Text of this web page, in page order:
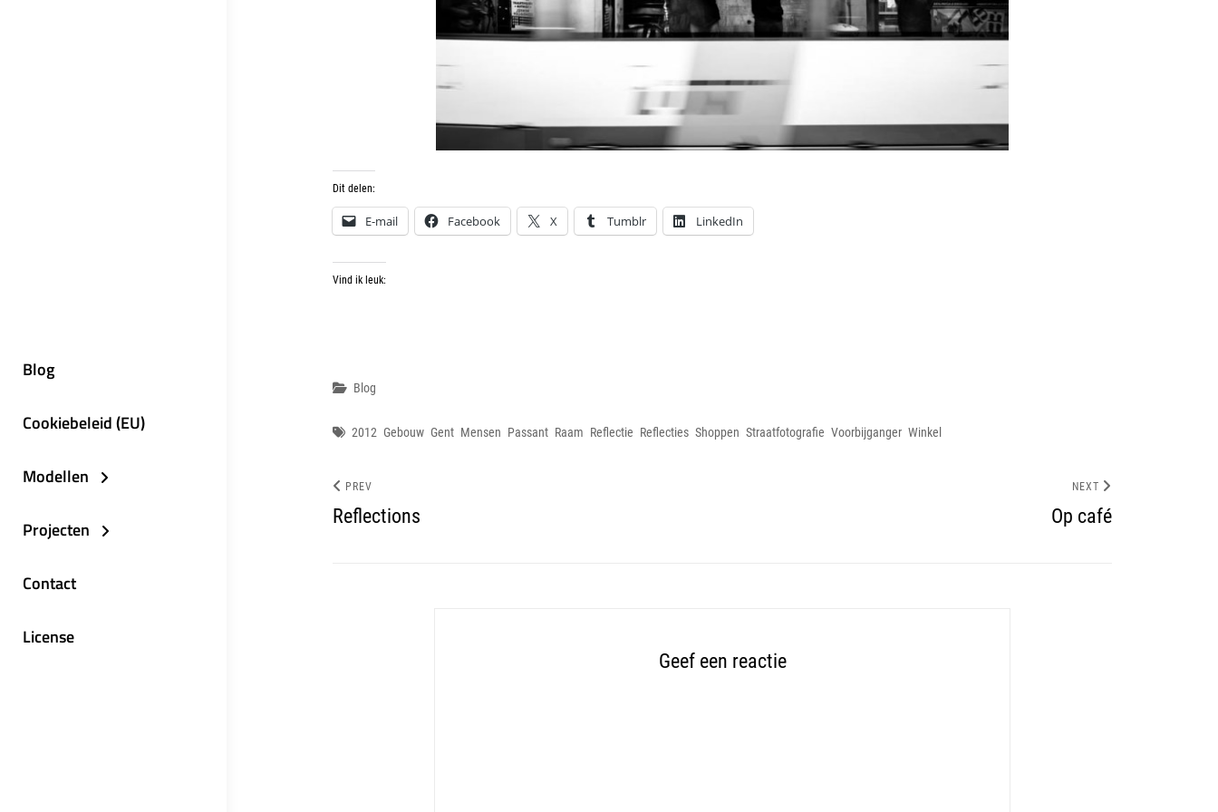
Blog
Cookiebeleid (EU)
Modellen
Projecten
Contact
License
Dit delen:
E-mail Facebook X Tumblr LinkedIn
Vind ik leuk:
Categories
Blog
Tags
2012 Gebouw Gent Mensen Passant Raam Reflectie Reflecties Shoppen Straatfotografie Voorbijganger Winkel
PREV
Reflections
NEXT
Op café
Geef een reactie